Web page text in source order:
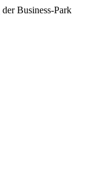
der Business-Park